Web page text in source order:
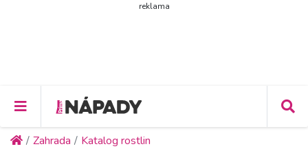
reklama
Zahrada Katalog rostlin